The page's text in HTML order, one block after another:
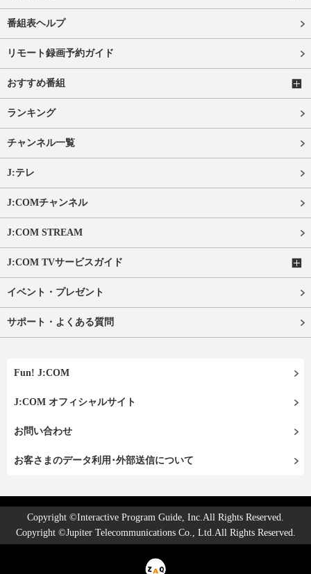
番組表ヘルプ
リモート録画予約ガイド
おすすめ番組
ランキング
チャンネル一覧
J:テレ
J:COMチャンネル
J:COM STREAM
J:COM TVサービスガイド
イベント・プレゼント
サポート・よくある質問
Fun! J:COM
J:COM オフィシャルサイト
お問い合わせ
お客さまのデータ利用･外部送信について
Copyright ©Interactive Program Guide, Inc.All Rights Reserved.
Copyright ©Jupiter Telecommunications Co., Ltd.All Rights Reserved.